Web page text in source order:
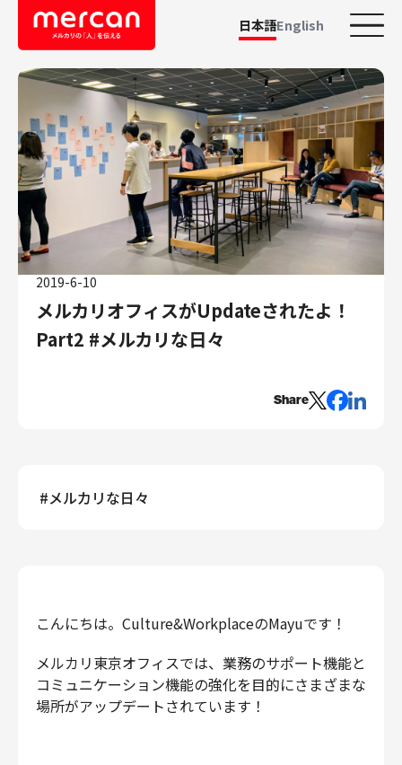
日本語English
カテゴリーから探す
会社・事業
鹿島アントラーズ
メルカリ
メルコイン
メルカリShops
メルカリR4Dラボ
セキュリティエンジニアリング
カスタマーサービス
マーケティング・PR
プロダクトマネジメント
データアナリティクス
2019-6-10
メルカリオフィスがUpdateされたよ！
Part2 #メルカリな日々
Share
#メルカリな日々
こんにちは。Culture&WorkplaceのMayuです！
メルカリ東京オフィスでは、業務のサポート機能と
コミュニケーション機能の強化を目的にさまざまな
場所がアップデートされています！